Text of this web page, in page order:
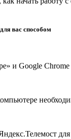
вас способом
и Google